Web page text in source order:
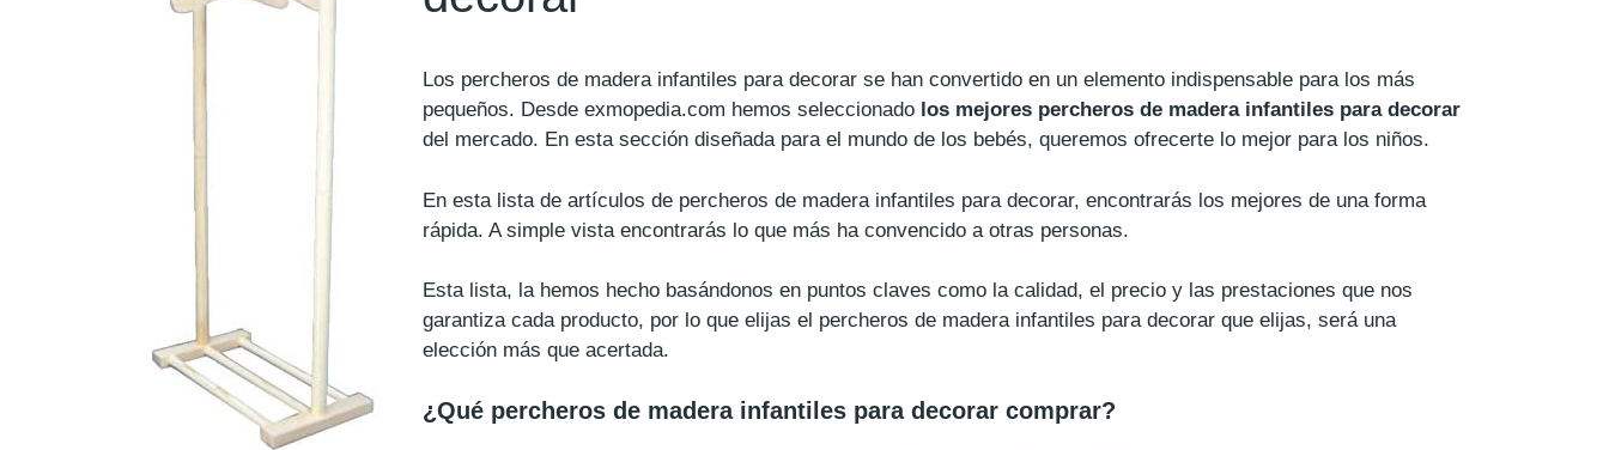
Los percheros de madera infantiles para decorar se han convertido en un elemento indispensable para los más
pequeños. Desde exmopedia.com hemos seleccionado los mejores percheros de madera infantiles para decorar
del mercado. En esta sección diseñada para el mundo de los bebés, queremos ofrecerte lo mejor para los niños.
En esta lista de artículos de percheros de madera infantiles para decorar, encontrarás los mejores de una forma
rápida. A simple vista encontrarás lo que más ha convencido a otras personas.
Esta lista, la hemos hecho basándonos en puntos claves como la calidad, el precio y las prestaciones que nos
garantiza cada producto, por lo que elijas el percheros de madera infantiles para decorar que elijas, será una
elección más que acertada.
¿Qué percheros de madera infantiles para decorar comprar?